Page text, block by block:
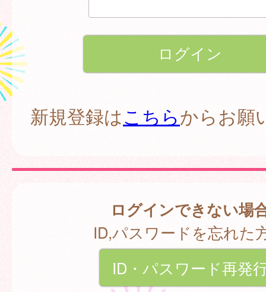
新規登録はこちらからお願
ログインできない場
ID,パスワードを忘れた
ID・パスワード再発